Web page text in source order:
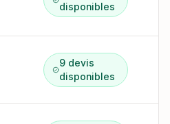
disponibles
9 devis
disponibles